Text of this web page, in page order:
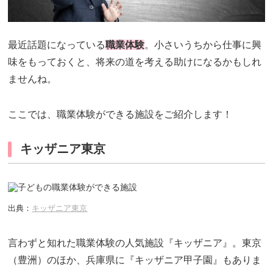
最近話題になっている職業体験。小さいうちから仕事に興
味をもっておくと、将来の道を考える助けになるかもしれ
ませんね。
ここでは、職業体験ができる施設をご紹介します！
キッザニア東京
出典： キッザニア東京
言わずと知れた職業体験の人気施設『キッザニア』。東京
（豊洲）のほか、兵庫県に『キッザニア甲子園』もありま